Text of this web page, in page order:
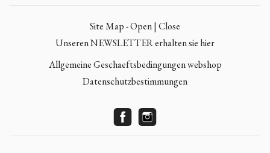
Site Map - Open | Close
Unseren NEWSLETTER erhalten sie hier
Allgemeine Geschaeftsbedingungen webshop
Datenschutzbestimmungen